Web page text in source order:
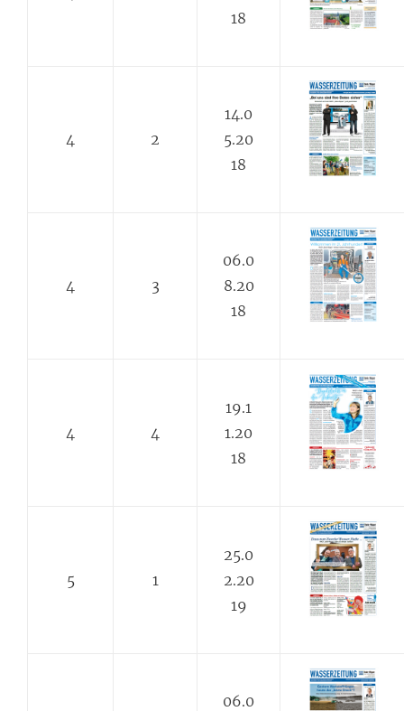
18
4 2
14.0
5.20
18
4 3
06.0
8.20
18
4 4
19.1
1.20
18
5 1
25.0
2.20
19
06.0